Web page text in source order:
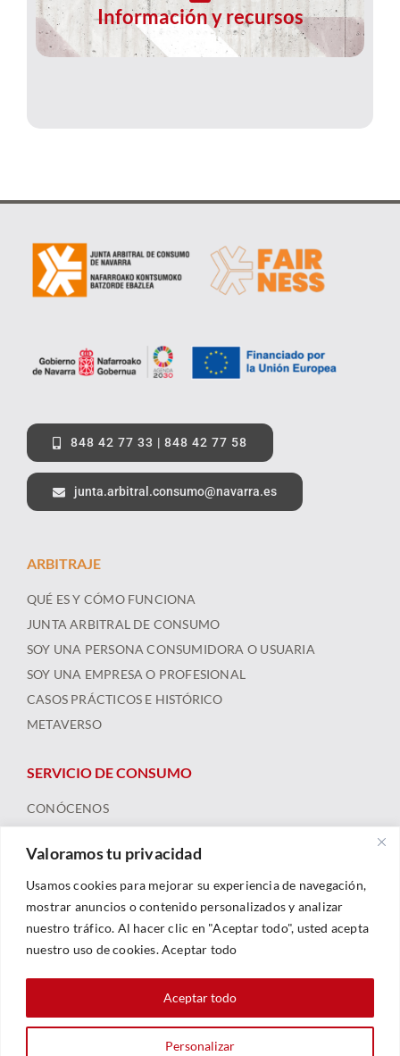
Valoramos tu privacidad
Usamos cookies para mejorar su experiencia de navegación,
mostrar anuncios o contenido personalizados y analizar
nuestro tráfico. Al hacer clic en "Aceptar todo", usted acepta
nuestro uso de cookies. Aceptar todo
Personalizar
Aceptar todo
Información y recursos
848 42 77 33 | 848 42 77 58
junta.arbitral.consumo@navarra.es
ARBITRAJE
QUÉ ES Y CÓMO FUNCIONA
JUNTA ARBITRAL DE CONSUMO
SOY UNA PERSONA CONSUMIDORA O USUARIA
SOY UNA EMPRESA O PROFESIONAL
CASOS PRÁCTICOS E HISTÓRICO
METAVERSO
SERVICIO DE CONSUMO
CONÓCENOS
FORMACIÓN Y RECURSOS
NOTICIAS
Política De Privacidad|Política De Cookies